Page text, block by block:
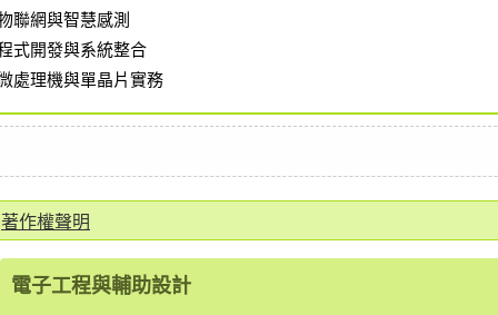
聯網與智慧感測
式開發與系統整合
處理機與單晶片實務
著作權聲明
電子工程與輔助設計